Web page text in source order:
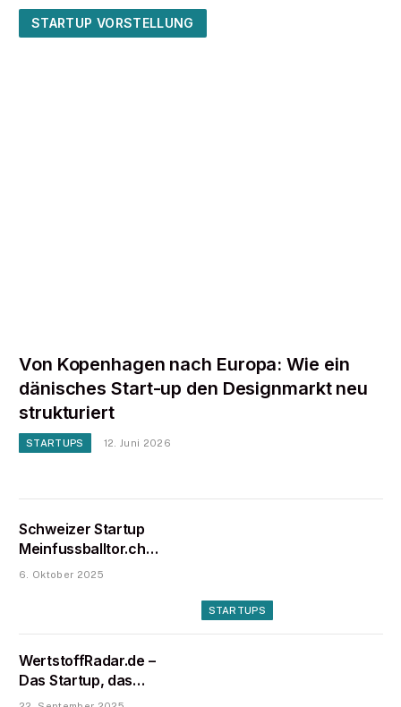
STARTUP VORSTELLUNG
Von Kopenhagen nach Europa: Wie ein
dänisches Start-up den Designmarkt neu
strukturiert
STARTUPS 12. Juni 2026
STARTUPS
Schweizer Startup
Meinfussballtor.ch
liefert Tore in die
6. Oktober 2025
WertstoffRadar.de –
Das Startup, das
Entsorgen, Recyceln